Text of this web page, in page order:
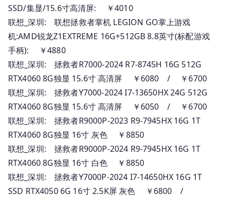
SSD/集显/15.6寸高清屏: ￥4010
联想_深圳: 联想拯救者掌机 LEGION GO掌上游戏
机:AMD锐龙Z1EXTREME 16G+512GB 8.8英寸(标配游戏
手柄): ￥4880
联想_深圳: 拯救者R7000-2024 R7-8745H 16G 512G
RTX4060 8G独显 15.6寸 高清屏 ￥6080 / ￥6700
联想_深圳: 拯救者Y7000-2024 I7-13650HX 24G 512G
RTX4060 8G独显 15.6寸 高清屏 ￥6050 / ￥6700
联想_深圳: 拯救者R9000P-2023 R9-7945HX 16G 1T
RTX4060 8G独显 16寸 灰色 ￥8850
联想_深圳: 拯救者R9000P-2024 R9-7945HX 16G 1T
RTX4060 8G独显 16寸 白色 ￥8850
联想_深圳: 拯救者Y7000P-2024 I7-14650HX 16G 1T
SSD RTX4050 6G 16寸 2.5K屏 灰色 ￥6800 /